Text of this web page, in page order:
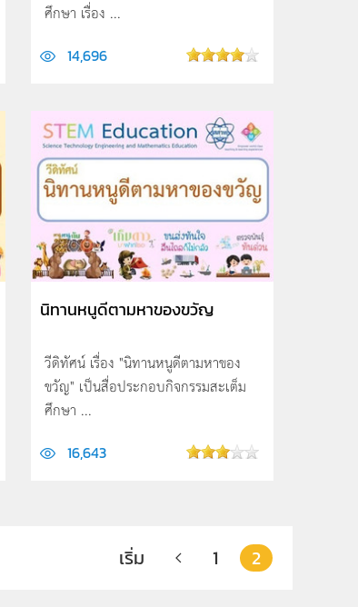
ศึกษา เรื่อง ...
14,696
นิทานหนูดีตามหาของขวัญ
วีดิทัศน์ เรื่อง "นิทานหนูดีตามหาของ
ขวัญ" เป็นสื่อประกอบกิจกรรมสะเต็ม
ศึกษา ...
16,643
เริ่ม 1 2